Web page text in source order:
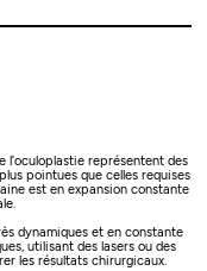
l’oculoplastie représentent des
pointues que celles requises
est en expansion constante
dynamiques et en constante
utilisant des lasers ou des
les résultats chirurgicaux.